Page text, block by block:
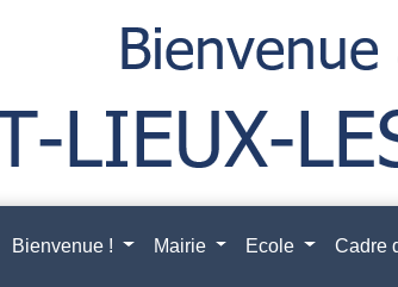
Bienvenue ! Mairie Ecole Cadre